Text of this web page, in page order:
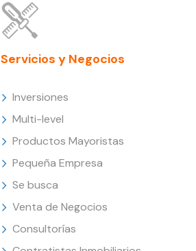
Servicios y Negocios
Inversiones
Multi-level
Productos Mayoristas
Pequeña Empresa
Se busca
Venta de Negocios
Consultorías